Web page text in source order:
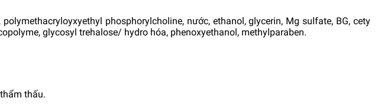
phosphorylcholine, nước, ethanol, glycerin, Mg sulfate, BG, cety
glycosyl trehalose/ hydro hóa, phenoxyethanol, methylparaben.
thấu.